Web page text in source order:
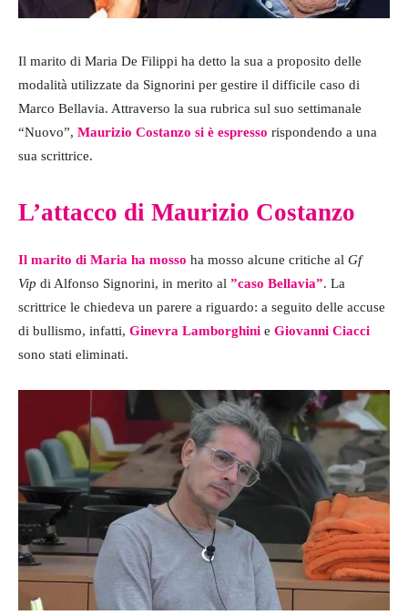
Il marito di Maria De Filippi ha detto la sua a proposito delle
modalità utilizzate da Signorini per gestire il difficile caso di
Marco Bellavia. Attraverso la sua rubrica sul suo settimanale
“Nuovo”, Maurizio Costanzo si è espresso rispondendo a una
sua scrittrice.
L’attacco di Maurizio Costanzo
Il marito di Maria ha mosso ha mosso alcune critiche al Gf
Vip di Alfonso Signorini, in merito al ”caso Bellavia”. La
scrittrice le chiedeva un parere a riguardo: a seguito delle accuse
di bullismo, infatti, Ginevra Lamborghini e Giovanni Ciacci
sono stati eliminati.